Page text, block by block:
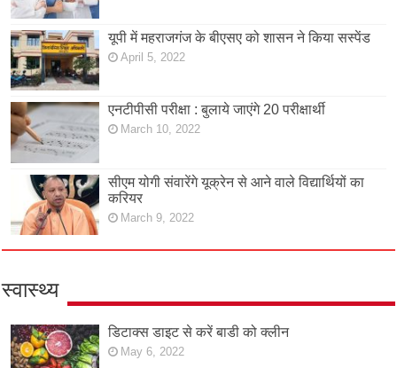
यूपी में महराजगंज के बीएसए को शासन ने किया सस्पेंड
April 5, 2022
एनटीपीसी परीक्षा : बुलाये जाएंगे 20 परीक्षार्थी
March 10, 2022
सीएम योगी संवारेंगे यूक्रेन से आने वाले विद्यार्थियों का
करियर
March 9, 2022
स्वास्थ्य
डिटाक्स डाइट से करें बाडी को क्लीन
May 6, 2022